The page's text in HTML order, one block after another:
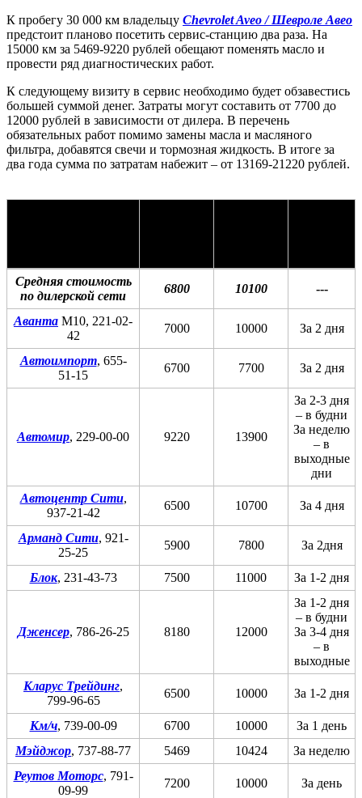
К пробегу 30 000 км владельцу Chevrolet Aveo / Шевроле Авео
предстоит планово посетить сервис-станцию два раза. На
15000 км за 5469-9220 рублей обещают поменять масло и
провести ряд диагностических работ.
К следующему визиту в сервис необходимо будет обзавестись
большей суммой денег. Затраты могут составить от 7700 до
12000 рублей в зависимости от дилера. В перечень
обязательных работ помимо замены масла и масляного
фильтра, добавятся свечи и тормозная жидкость. В итоге за
два года сумма по затратам набежит – от 13169-21220 рублей.
Средняя стоимость
по дилерской сети
6800 10100 ---
Аванта М10, 221-02-
42
7000 10000 За 2 дня
Автоимпорт, 655-
51-15
6700 7700 За 2 дня
Автомир, 229-00-00 9220 13900
За 2-3 дня
– в будни
За неделю
– в
выходные
дни
Автоцентр Сити,
937-21-42
6500 10700 За 4 дня
Арманд Сити, 921-
25-25
5900 7800 За 2дня
Блок, 231-43-73 7500 11000 За 1-2 дня
Дженсер, 786-26-25 8180 12000
За 1-2 дня
– в будни
За 3-4 дня
– в
выходные
Кларус Трейдинг,
799-96-65
6500 10000 За 1-2 дня
Км/ч, 739-00-09 6700 10000
За 1 день
Мэйджор, 737-88-77 5469 10424
За неделю
Реутов Моторс, 791-
09-99
7200 10000 За день